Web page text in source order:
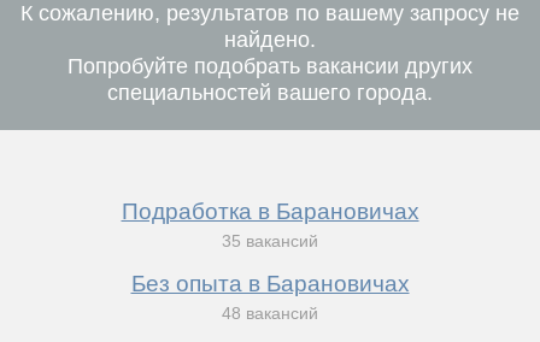
К сожалению, результатов по вашему запросу не
найдено.
Попробуйте подобрать вакансии других
специальностей вашего города.
Подработка в Барановичах
35 вакансий
Без опыта в Барановичах
48 вакансий